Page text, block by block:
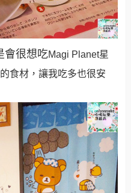
會很想吃Magi Planet星
食材，讓我吃多也很安